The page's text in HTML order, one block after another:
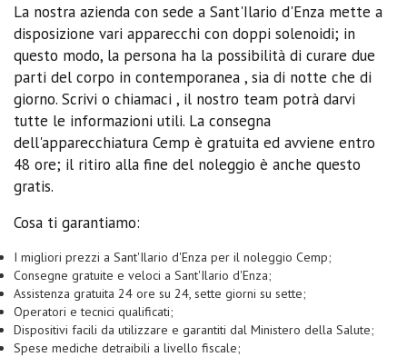
La nostra azienda con sede a Sant'Ilario d'Enza mette a
disposizione vari apparecchi con doppi solenoidi; in
questo modo, la persona ha la possibilità di curare due
parti del corpo in contemporanea , sia di notte che di
giorno. Scrivi o chiamaci , il nostro team potrà darvi
tutte le informazioni utili. La consegna
dell'apparecchiatura Cemp è gratuita ed avviene entro
48 ore; il ritiro alla fine del noleggio è anche questo
gratis.
Cosa ti garantiamo:
I migliori prezzi a Sant'Ilario d'Enza per il noleggio Cemp;
Consegne gratuite e veloci a Sant'Ilario d'Enza;
Assistenza gratuita 24 ore su 24, sette giorni su sette;
Operatori e tecnici qualificati;
Dispositivi facili da utilizzare e garantiti dal Ministero della Salute;
Spese mediche detraibili a livello fiscale;